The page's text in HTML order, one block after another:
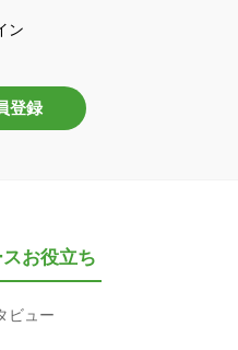
ン
登録
お役立ち
ビュー